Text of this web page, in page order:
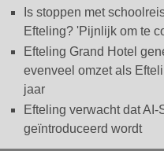
Is stoppen met
Efteling? 'Pijnlijk om te
Efteling Grand Hotel
evenveel omzet als
jaar
Efteling verwacht dat
geïntroduceerd wordt